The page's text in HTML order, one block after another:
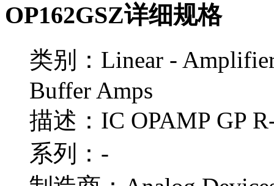
OP162GSZ详细规格
类别：Linear -
Buffer Amps
描述：IC OPAMP GP
系列：-